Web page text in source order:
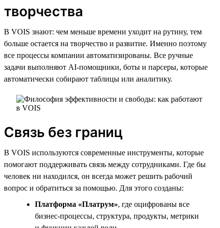
творчества
В VOIS знают: чем меньше времени уходит на рутину, тем
больше остается на творчество и развитие. Именно поэтому
все процессы компании автоматизированы. Все ручные
задачи выполняют AI-помощники, боты и парсеры, которые
автоматически собирают таблицы или аналитику.
Связь без границ
В VOIS используются современные инструменты, которые
помогают поддерживать связь между сотрудниками. Где бы
человек ни находился, он всегда может решить рабочий
вопрос и обратиться за помощью. Для этого созданы:
Платформа «Платрум», где оцифрованы все
бизнес-процессы, структура, продукты, метрики